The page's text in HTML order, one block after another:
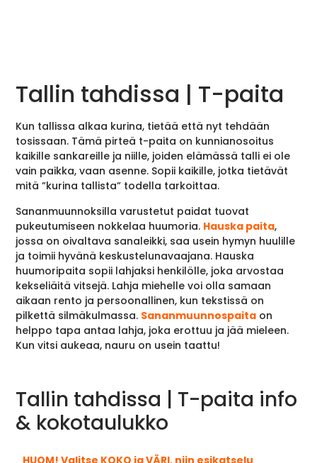
Tallin tahdissa | T-paita
Kun tallissa alkaa kurina, tietää että nyt tehdään
tosissaan. Tämä pirteä t-paita on kunnianosoitus
kaikille sankareille ja niille, joiden elämässä talli ei ole
vain paikka, vaan asenne. Sopii kaikille, jotka tietävät
mitä ”kurina tallista” todella tarkoittaa.
Sananmuunnoksilla varustetut paidat tuovat
pukeutumiseen nokkelaa huumoria. Hauska paita,
jossa on oivaltava sanaleikki, saa usein hymyn huulille
ja toimii hyvänä keskustelunavaajana. Hauska
huumoripaita sopii lahjaksi henkilölle, joka arvostaa
kekseliäitä vitsejä. Lahja miehelle voi olla samaan
aikaan rento ja persoonallinen, kun tekstissä on
pilkettä silmäkulmassa. Sananmuunnospaita on
helppo tapa antaa lahja, joka erottuu ja jää mieleen.
Kun vitsi aukeaa, nauru on usein taattu!
Tallin tahdissa | T-paita info
& kokotaulukko